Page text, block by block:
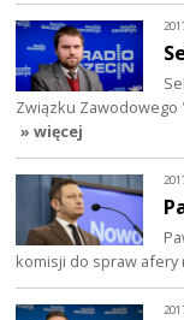
Związku Zawodowego
» więcej
komisji do spraw afery